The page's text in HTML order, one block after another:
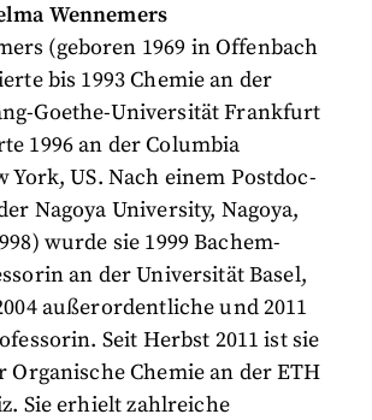
Wennemers
(geboren 1969 in Offenbach
bis 1993 Chemie an der
Goethe-Universität Frankfurt
1996 an der Columbia
York, US. Nach einem Postdoc-
Nagoya University, Nagoya,
wurde sie 1999 Bachem-
an der Universität Basel,
außerordentliche und 2011
Seit Herbst 2011 ist sie
Chemie an der ETH
Sie erhielt zahlreiche